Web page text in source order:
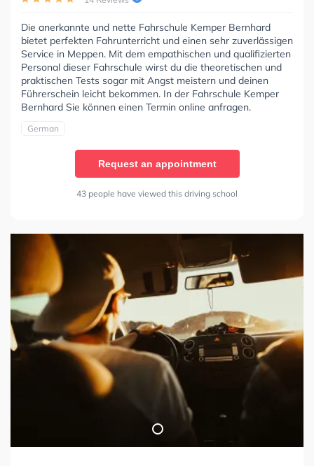
Die anerkannte und nette Fahrschule Kemper Bernhard
bietet perfekten Fahrunterricht und einen sehr zuverlässigen
Service in Meppen. Mit dem empathischen und qualifizierten
Personal dieser Fahrschule wirst du die theoretischen und
praktischen Tests sogar mit Angst meistern und deinen
Führerschein leicht bekommen. In der Fahrschule Kemper
Bernhard Sie können einen Termin online anfragen.
German
Request an appointment
43 people have viewed this driving school